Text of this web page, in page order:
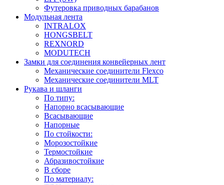
Футеровка приводных барабанов
Модульная лента
INTRALOX
HONGSBELT
REXNORD
MODUTECH
Замки для соединения конвейерных лент
Механические соединители Flexco
Механические соединители MLT
Рукава и шланги
По типу:
Напорно всасывающие
Всасывающие
Напорные
По стойкости:
Морозостойкие
Термостойкие
Абразивостойкие
В сборе
По материалу: